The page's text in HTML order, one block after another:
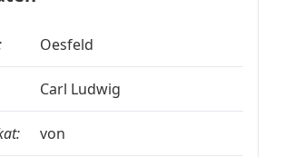
Oesfeld
Carl Ludwig
von